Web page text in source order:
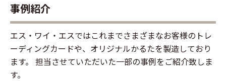
事例紹介
エス・ワイ・エスではこれまでさまざまなお客様のトレ
ーディングカードや、オリジナルかるたを製造しており
ます。 担当させていただいた一部の事例をご紹介致しま
す。